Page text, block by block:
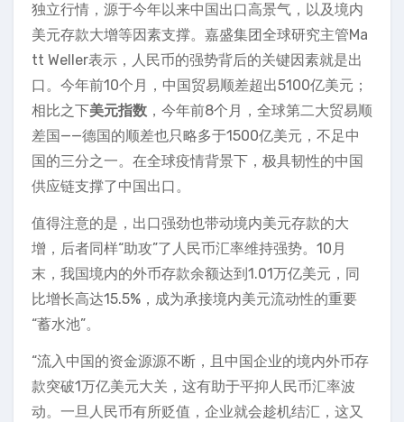
独立行情，源于今年以来中国出口高景气，以及境内
美元存款大增等因素支撑。嘉盛集团全球研究主管Ma
tt Weller表示，人民币的强势背后的关键因素就是出
口。今年前10个月，中国贸易顺差超出5100亿美元；
相比之下美元指数 ，今年前8个月，全球第二大贸易顺
差国——德国的顺差也只略多于1500亿美元，不足中
国的三分之一。在全球疫情背景下，极具韧性的中国
供应链支撑了中国出口。
值得注意的是，出口强劲也带动境内美元存款的大
增，后者同样“助攻”了人民币汇率维持强势。10月
末，我国境内的外币存款余额达到1.01万亿美元，同
比增长高达15.5%，成为承接境内美元流动性的重要
“蓄水池”。
“流入中国的资金源源不断，且中国企业的境内外币存
款突破1万亿美元大关，这有助于平抑人民币汇率波
动。一旦人民币有所贬值，企业就会趁机结汇，这又